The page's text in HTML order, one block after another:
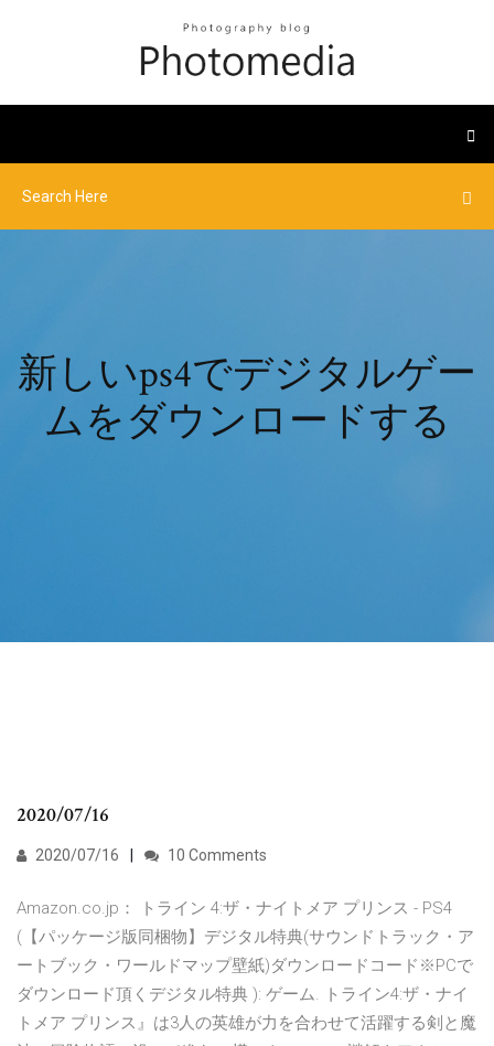
新しいps4でデジタルゲー
ムをダウンロードする
2020/07/16
2020/07/16 10 Comments
Amazon.co.jp： トライン 4:ザ・ナイトメア プリンス - PS4
(【パッケージ版同梱物】デジタル特典(サウンドトラック・ア
ートブック・ワールドマップ壁紙)ダウンロードコード※PCで
ダウンロード頂くデジタル特典 ): ゲーム. トライン4:ザ・ナイ
トメア プリンス』は3人の英雄が力を合わせて活躍する剣と魔